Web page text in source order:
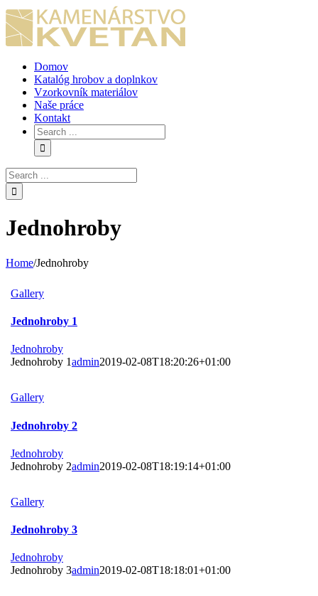
Skip
to
content
Domov
Katalóg hrobov a doplnkov
Vzorkovník materiálov
Naše práce
Kontakt
Search
for:
Search
for:
Jednohroby
Home/Jednohroby
Gallery
Jednohroby 1
Jednohroby
Jednohroby 1admin2019-02-08T18:20:26+01:00
Gallery
Jednohroby 2
Jednohroby
Jednohroby 2admin2019-02-08T18:19:14+01:00
Gallery
Jednohroby 3
Jednohroby
Jednohroby 3admin2019-02-08T18:18:01+01:00